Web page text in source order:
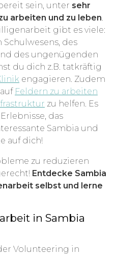
sein, unter sehr
arbeiten und zu leben.
gibt es viele:
des
des ungenügenden
du dich z.B. tatkräftig
engagieren. Zudem
Feldern zu arbeiten
zu helfen. Es
das
Sambia und
auf dich!
zu reduzieren
Entdecke Sambia
selbst und lerne
in Sambia
Volunteering in